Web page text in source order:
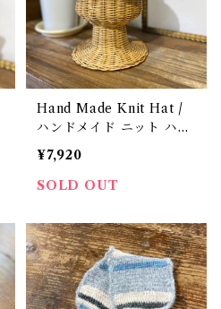
Hand Made Knit Hat /
ハンドメイド ニット ハッ
ト
¥7,920
SOLD OUT